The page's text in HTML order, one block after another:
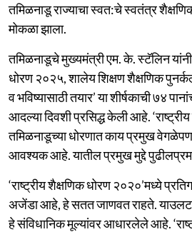
तमिळनाडू राज्याचा स्वत:चे स्वतंत्र
मोकळा झाला.
तमिळनाडूचे मुख्यमंत्री एम. के. स्टॅलिन यांनी
धोरण २०२५, शालेय शिक्षण शैक्षणिक
व भविष्यासाठी तयार’ या शीर्षकाची ७४
आदल्या दिवशी प्रसिद्ध केली आहे.
तमिळनाडूच्या धोरणात काय प्रमुख
आवश्यक आहे. यातील प्रमुख मुद्दे
‘राष्ट्रीय शैक्षणिक धोरण २०२०’मध्ये
अजेंडा आहे, हे सतत जाणवत राहते. याउलट
हे संविधानिक मूल्यांवर आधारलेले आहे.